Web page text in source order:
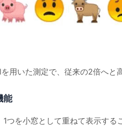
用いた測定で、従来の2倍へと
能
つを小窓として重ねて表示する